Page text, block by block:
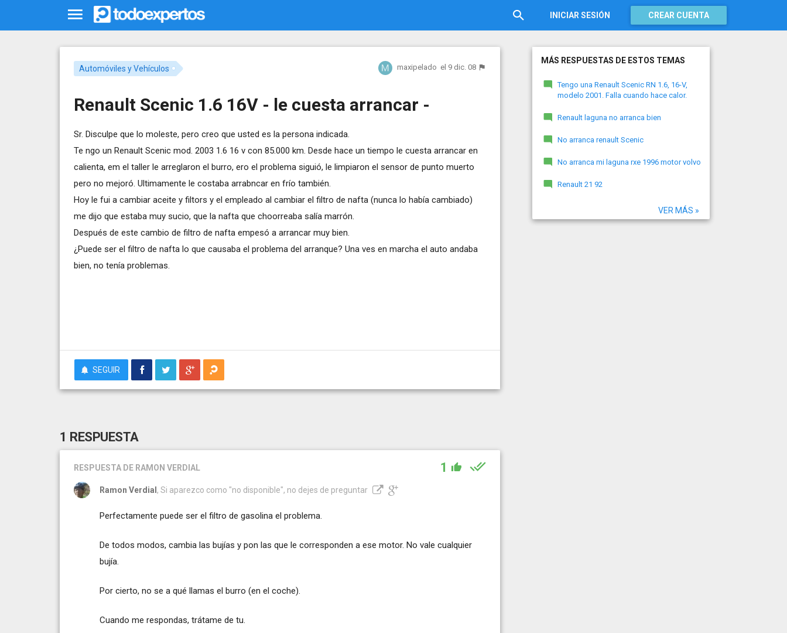
INICIAR SESIÓN CREAR CUENTA
Automóviles y Vehículos maxipelado el 9 dic. 08
Renault Scenic 1.6 16V - le cuesta arrancar -
Sr. Disculpe que lo moleste, pero creo que usted es la persona indicada.
Te ngo un Renault Scenic mod. 2003 1.6 16 v con 85.000 km. Desde hace un tiempo le cuesta arrancar en
calienta, em el taller le arreglaron el burro, ero el problema siguió, le limpiaron el sensor de punto muerto
pero no mejoró. Ultimamente le costaba arrabncar en frío también.
Hoy le fui a cambiar aceite y filtors y el empleado al cambiar el filtro de nafta (nunca lo había cambiado)
me dijo que estaba muy sucio, que la nafta que choorreaba salía marrón.
Después de este cambio de filtro de nafta empesó a arrancar muy bien.
¿Puede ser el filtro de nafta lo que causaba el problema del arranque? Una ves en marcha el auto andaba
bien, no tenía problemas.
SEGUIR
1 RESPUESTA
RESPUESTA DE RAMON VERDIAL 1
Ramon Verdial , Si aparezco como "no disponible", no dejes de preguntar
Perfectamente puede ser el filtro de gasolina el problema.
De todos modos, cambia las bujías y pon las que le corresponden a ese motor. No vale cualquier
bujía.
Por cierto, no se a qué llamas el burro (en el coche).
Cuando me respondas, trátame de tu.
MÁS RESPUESTAS DE ESTOS TEMAS
Tengo una Renault Scenic RN 1.6, 16-V,
modelo 2001. Falla cuando hace calor.
Renault laguna no arranca bien
No arranca renault Scenic
No arranca mi laguna rxe 1996 motor volvo
Renault 21 92
VER MÁS »